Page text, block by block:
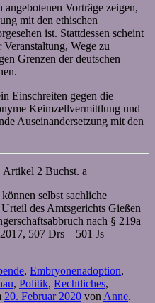
Vorträge zeigen,
mit den ethischen
ist. Stattdessen scheint
Wege zu
Grenzen der deutschen
Einschreiten gegen die
Keimzellvermittlung und
Auseinandersetzung mit den
2 Buchst. a
selbst sachliche
des Amtsgerichts Gießen
nach § 219a
507 Drs – 501 Js
, Embryonenadoption,
, Politik, Rechtliches,
20. Februar 2020 von Anne.